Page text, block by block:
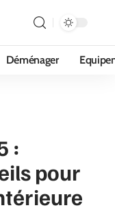
Déménager
:
pour